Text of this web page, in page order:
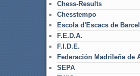
Chess-Results
Chesstempo
Escola d'Escacs de
F.E.D.A.
F.I.D.E.
Federación Madrileña de
SEPA